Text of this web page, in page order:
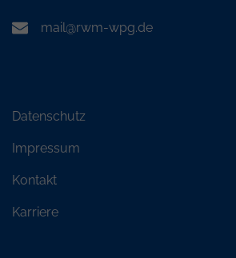
mail@rwm-wpg.de
Datenschutz
Impressum
Kontakt
Karriere